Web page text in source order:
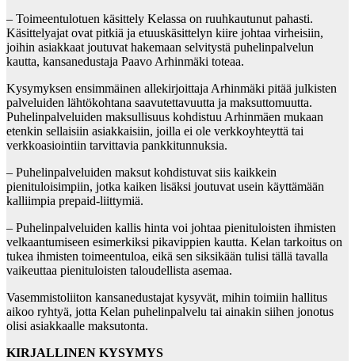
– Toimeentulotuen käsittely Kelassa on ruuhkautunut pahasti.
Käsittelyajat ovat pitkiä ja etuuskäsittelyn kiire johtaa virheisiin,
joihin asiakkaat joutuvat hakemaan selvitystä puhelinpalvelun
kautta, kansanedustaja Paavo Arhinmäki toteaa.
Kysymyksen ensimmäinen allekirjoittaja Arhinmäki pitää julkisten
palveluiden lähtökohtana saavutettavuutta ja maksuttomuutta.
Puhelinpalveluiden maksullisuus kohdistuu Arhinmäen mukaan
etenkin sellaisiin asiakkaisiin, joilla ei ole verkkoyhteyttä tai
verkkoasiointiin tarvittavia pankkitunnuksia.
– Puhelinpalveluiden maksut kohdistuvat siis kaikkein
pienituloisimpiin, jotka kaiken lisäksi joutuvat usein käyttämään
kalliimpia prepaid-liittymiä.
– Puhelinpalveluiden kallis hinta voi johtaa pienituloisten ihmisten
velkaantumiseen esimerkiksi pikavippien kautta. Kelan tarkoitus on
tukea ihmisten toimeentuloa, eikä sen siksikään tulisi tällä tavalla
vaikeuttaa pienituloisten taloudellista asemaa.
Vasemmistoliiton kansanedustajat kysyvät, mihin toimiin hallitus
aikoo ryhtyä, jotta Kelan puhelinpalvelu tai ainakin siihen jonotus
olisi asiakkaalle maksutonta.
KIRJALLINEN KYSYMYS